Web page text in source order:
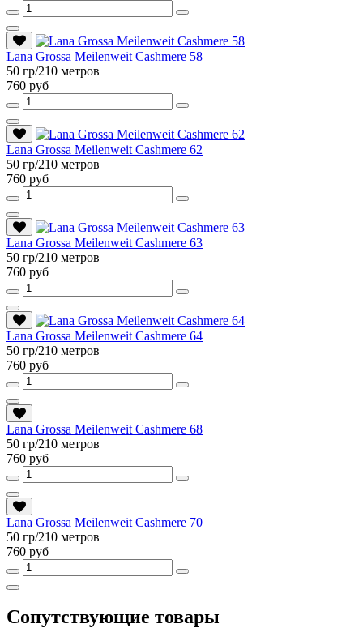
Lana Grossa Meilenweit Cashmere 58
50 гр/210 метров
760 руб
Lana Grossa Meilenweit Cashmere 62
50 гр/210 метров
760 руб
Lana Grossa Meilenweit Cashmere 63
50 гр/210 метров
760 руб
Lana Grossa Meilenweit Cashmere 64
50 гр/210 метров
760 руб
Lana Grossa Meilenweit Cashmere 68
50 гр/210 метров
760 руб
Lana Grossa Meilenweit Cashmere 70
50 гр/210 метров
760 руб
Сопутствующие товары